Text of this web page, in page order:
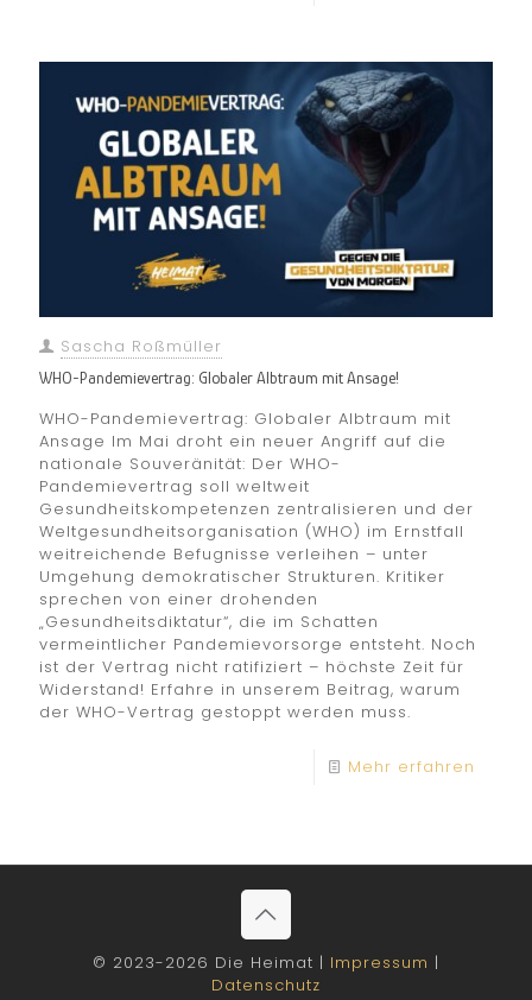
Sascha Roßmüller
WHO-Pandemievertrag: Globaler Albtraum mit Ansage!
WHO-Pandemievertrag: Globaler Albtraum mit
Ansage Im Mai droht ein neuer Angriff auf die
nationale Souveränität: Der WHO-
Pandemievertrag soll weltweit
Gesundheitskompetenzen zentralisieren und der
Weltgesundheitsorganisation (WHO) im Ernstfall
weitreichende Befugnisse verleihen – unter
Umgehung demokratischer Strukturen. Kritiker
sprechen von einer drohenden
„Gesundheitsdiktatur“, die im Schatten
vermeintlicher Pandemievorsorge entsteht. Noch
ist der Vertrag nicht ratifiziert – höchste Zeit für
Widerstand! Erfahre in unserem Beitrag, warum
der WHO-Vertrag gestoppt werden muss.
Mehr erfahren
© 2023-2026 Die Heimat | Impressum |
Datenschutz